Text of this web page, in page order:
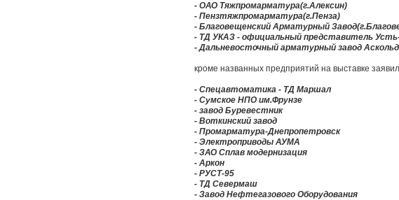
- ОАО Тяжпромарматура(г.Алексин)
- Пензтяжпромарматура(г.Пенза)
- Благовещенский Арматурный
- ТД УКАЗ - официальный представитель
- Дальневосточный арматурный завод Аскольд
кроме названных предприятий на выставке
- Спецавтоматика - ТД Маршал
- Сумское НПО им.Фрунзе
- завод Буревестник
- Воткинский завод
- Промарматура-Днепропетровск
- Электроприводы АУМА
- ЗАО Сплав модернизация
- Аркон
- РУСТ-95
- ТД Севермаш
- Завод Нефтегазового Оборудования